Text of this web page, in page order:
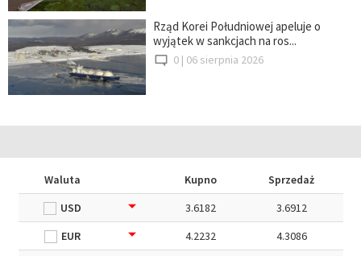
Rząd Korei Południowej apeluje o
wyjątek w sankcjach na ros...
0 | 06 sierpnia 2026
Waluta Kupno
Sprzedaż
USD
3.6182
3.6912
EUR
4.2232
4.3086